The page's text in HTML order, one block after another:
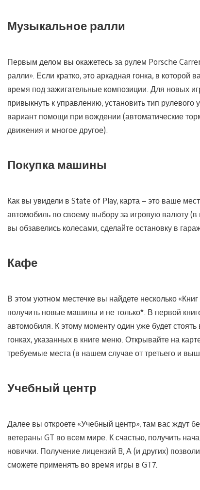
Музыкальное ралли
Первым делом вы окажетесь за рулем Porsche
ралли». Если кратко, это аркадная гонка, в
время под зажигательные композиции. Для новых
привыкнуть к управлению, установить тип
вариант помощи при вождении (автоматические
движения и многое другое).
Покупка машины
Как вы увидели в State of Play, карта – это ваше
автомобиль по своему выбору за игровую валюту (в
вы обзавелись колесами, сделайте остановку в
Кафе
В этом уютном местечке вы найдете несколько
получить новые машины и не только*. В первой
автомобиля. К этому моменту один уже будет
гонках, указанных в книге меню. Открывайте на
требуемые места (в нашем случае от третьего и
Учебный центр
Далее вы откроете «Учебный центр», там вас ждут
ветераны GT во всем мире. К счастью, получить
новички. Получение лицензий B, A (и других)
сможете применять во время игры в GT7.